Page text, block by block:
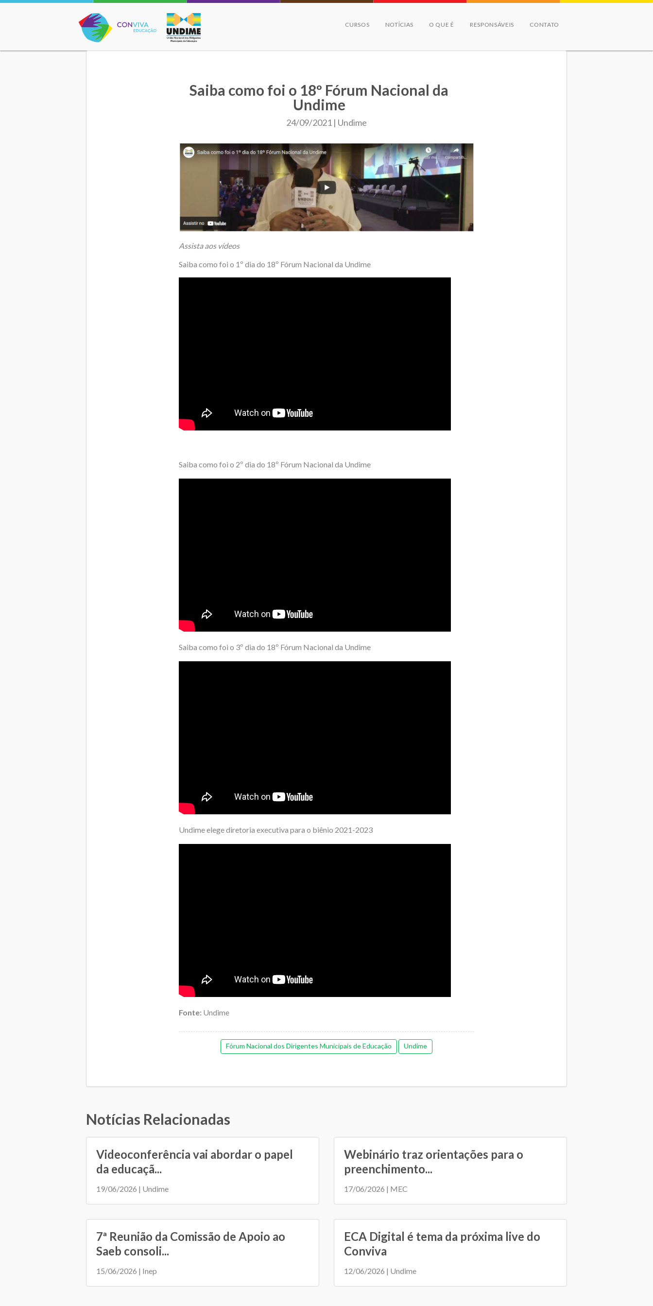
Conviva Educação
CURSOS NOTÍCIAS O QUE É RESPONSÁVEIS CONTATO
Saiba como foi o 18º Fórum Nacional da
Undime
24/09/2021 | Undime
Assista aos vídeos
Saiba como foi o 1º dia do 18º Fórum Nacional da Undime
Saiba como foi o 2º dia do 18º Fórum Nacional da Undime
Saiba como foi o 3º dia do 18º Fórum Nacional da Undime
Undime elege diretoria executiva para o biênio 2021-2023
Fonte: Undime
Fórum Nacional dos Dirigentes Municipais de Educação Undime
Notícias Relacionadas
Videoconferência vai abordar o papel
da educaçã...
19/06/2026 | Undime
Webinário traz orientações para o
preenchimento...
17/06/2026 | MEC
7ª Reunião da Comissão de Apoio ao
Saeb consoli...
15/06/2026 | Inep
ECA Digital é tema da próxima live do
Conviva
12/06/2026 | Undime